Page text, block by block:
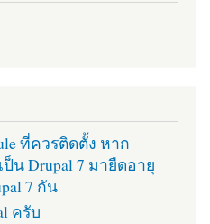
ที่ควรติดตั้ง หาก
น Drupal 7 มายืดอายุ
7 กัน
ครับ